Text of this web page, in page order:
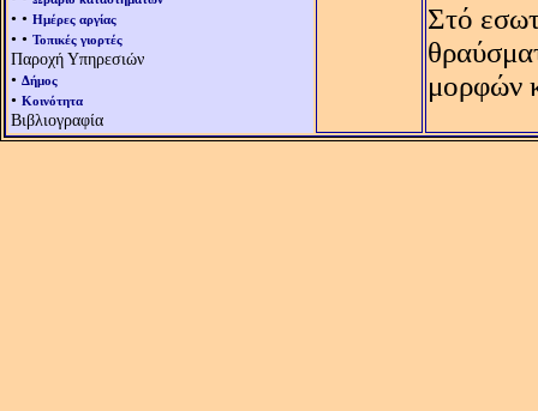
• • Ημέρες αργίας
• • Τοπικές γιορτές
Παροχή Υπηρεσιών
• Δήμος
• Κοινότητα
Βιβλιογραφία
Στό
μορφών